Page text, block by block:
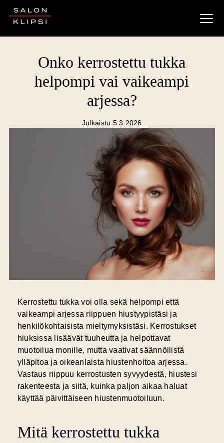
Salon Klipsi
Onko kerrostettu tukka
helpompi vai vaikeampi
arjessa?
Julkaistu 5.3.2026
Kerrostettu tukka voi olla sekä helpompi että
vaikeampi arjessa riippuen hiustyypistäsi ja
henkilökohtaisista mieltymyksistäsi. Kerrostukset
hiuksissa lisäävät tuuheutta ja helpottavat
muotoilua monille, mutta vaativat säännöllistä
ylläpitoa ja oikeanlaista hiustenhoitoa arjessa.
Vastaus riippuu kerrostusten syvyydestä, hiustesi
rakenteesta ja siitä, kuinka paljon aikaa haluat
käyttää päivittäiseen hiustenmuotoiluun.
Mitä kerrostettu tukka